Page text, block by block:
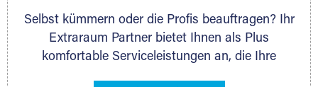
Selbst kümmern oder die Profis beauftragen? Ihr
Extraraum Partner bietet Ihnen als Plus
komfortable Serviceleistungen an, die Ihre